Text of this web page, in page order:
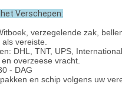
Verschepen:
verzegelende zak,
vereiste.
DHL, TNT, UPS,
overzeese vracht.
- DAG
en schip volgens uw